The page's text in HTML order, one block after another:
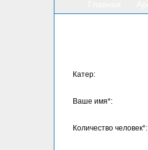
Катер:
Ваше имя*:
Количество человек*: